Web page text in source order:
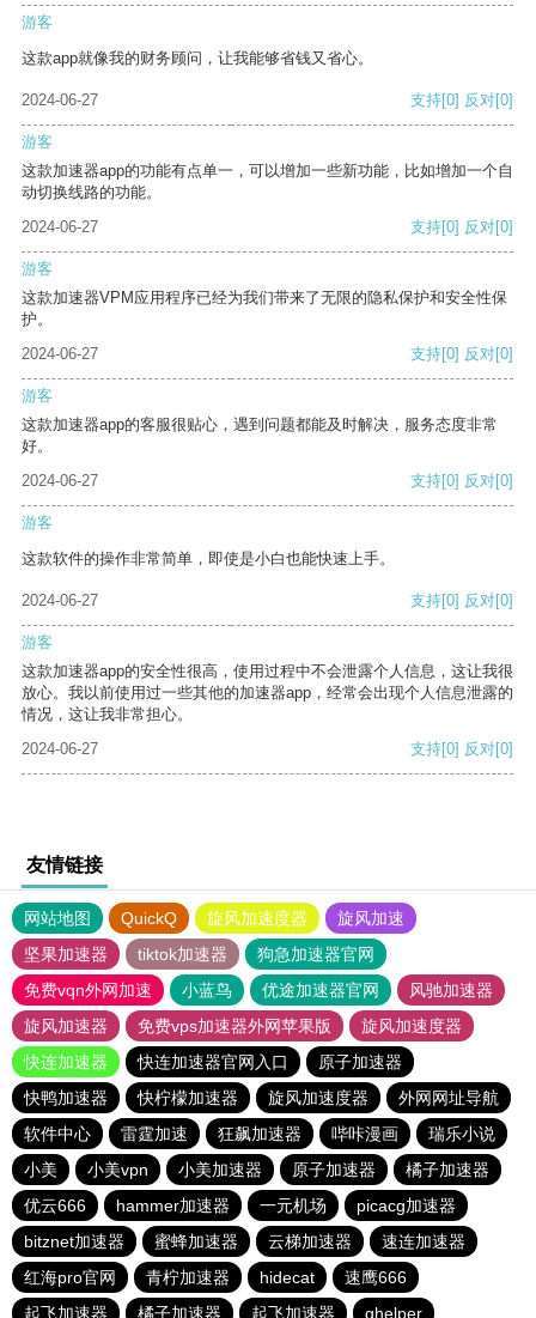
游客
这款app就像我的财务顾问，让我能够省钱又省心。
2024-06-27 支持[0] 反对[0]
游客
这款加速器app的功能有点单一，可以增加一些新功能，比如增加一个自
动切换线路的功能。
2024-06-27
支持[0] 反对[0]
游客
这款加速器VPM应用程序已经为我们带来了无限的隐私保护和安全性保
护。
2024-06-27
支持[0] 反对[0]
游客
这款加速器app的客服很贴心，遇到问题都能及时解决，服务态度非常
好。
2024-06-27
支持[0] 反对[0]
游客
这款软件的操作非常简单，即使是小白也能快速上手。
2024-06-27 支持[0] 反对[0]
游客
这款加速器app的安全性很高，使用过程中不会泄露个人信息，这让我很
放心。我以前使用过一些其他的加速器app，经常会出现个人信息泄露的
情况，这让我非常担心。
2024-06-27
支持[0] 反对[0]
友情链接
网站地图 QuickQ 旋风加速度器
旋风加速
坚果加速器
tiktok加速器
狗急加速器官网
免费vqn外网加速
小蓝鸟 优途加速器官网
风驰加速器
旋风加速器
免费vps加速器外网苹果版
旋风加速度器
快连加速器
快连加速器官网入口
原子加速器
快鸭加速器
快柠檬加速器 旋风加速度器
外网网址导航
软件中心
雷霆加速 狂飙加速器 哔咔漫画
瑞乐小说
小美
小美vpn 小美加速器 原子加速器
橘子加速器
优云666
hammer加速器 一元机场
picacg加速器
bitznet加速器
蜜蜂加速器 云梯加速器
速连加速器
红海pro官网
青柠加速器 hidecat
速鹰666
起飞加速器
橘子加速器 起飞加速器 ghelper